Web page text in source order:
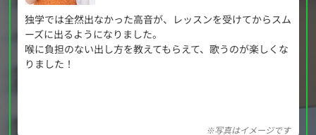
ッスンを受けてからスム
えて、歌うのが楽しくな
オンラインなので家事の合間に
ます！